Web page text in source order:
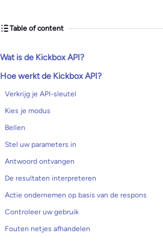
Table of content
Wat is de Kickbox API?
Hoe werkt de Kickbox API?
Verkrijg je API-sleutel
Kies je modus
Bellen
Stel uw parameters in
Antwoord ontvangen
De resultaten interpreteren
Actie ondernemen op basis van de respons
Controleer uw gebruik
Fouten netjes afhandelen